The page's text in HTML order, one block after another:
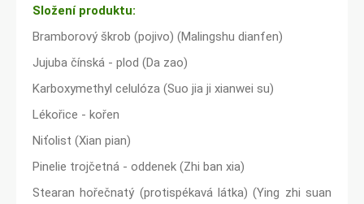
Složení produktu:
Bramborový škrob (pojivo) (Malingshu dianfen)
Jujuba čínská - plod (Da zao)
Karboxymethyl celulóza (Suo jia ji xianwei su)
Lékořice - kořen
Niťolist (Xian pian)
Pinelie trojčetná - oddenek (Zhi ban xia)
Stearan hořečnatý (protispékavá látka) (Ying zhi suan